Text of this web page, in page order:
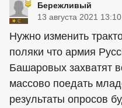
Бережливый
13 августа 2021 13:10
Нужно изменить
поляки что армия
Башаровых захватят
массово поедать
результаты опросов